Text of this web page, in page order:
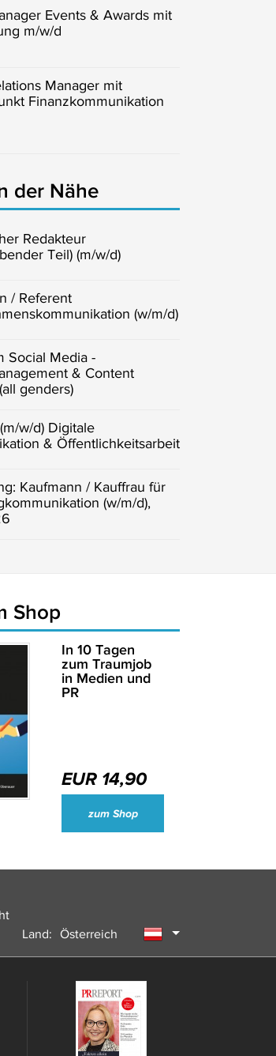
Events & Awards mit
m/w/d
Manager mit
Finanzkommunikation
der Nähe
Redakteur
Teil) (m/w/d)
/ Referent
(w/m/d)
Social Media -
& Content
genders)
w/d) Digitale
& Öffentlichkeitsarbeit
Kaufmann / Kauffrau für
(w/m/d),
Wirtschaftsjournalisten und Unternehmenssprecher des Jahres 2024
Shop
In 10 Tagen
zum Traumjob
in Medien und
PR
EUR 14,90
zum Shop
Land:
Österreich